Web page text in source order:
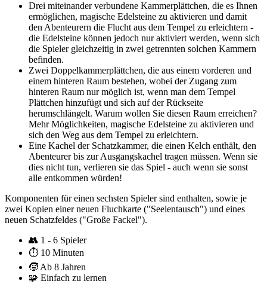
Drei miteinander verbundene Kammerplättchen, die es Ihnen
ermöglichen, magische Edelsteine zu aktivieren und damit
den Abenteurern die Flucht aus dem Tempel zu erleichtern -
die Edelsteine können jedoch nur aktiviert werden, wenn sich
die Spieler gleichzeitig in zwei getrennten solchen Kammern
befinden.
Zwei Doppelkammerplättchen, die aus einem vorderen und
einem hinteren Raum bestehen, wobei der Zugang zum
hinteren Raum nur möglich ist, wenn man dem Tempel
Plättchen hinzufügt und sich auf der Rückseite
herumschlängelt. Warum wollen Sie diesen Raum erreichen?
Mehr Möglichkeiten, magische Edelsteine zu aktivieren und
sich den Weg aus dem Tempel zu erleichtern.
Eine Kachel der Schatzkammer, die einen Kelch enthält, den
Abenteurer bis zur Ausgangskachel tragen müssen. Wenn sie
dies nicht tun, verlieren sie das Spiel - auch wenn sie sonst
alle entkommen würden!
Komponenten für einen sechsten Spieler sind enthalten, sowie je
zwei Kopien einer neuen Fluchkarte ("Seelentausch") und eines
neuen Schatzfeldes ("Große Fackel").
👥 1 - 6 Spieler
⏱️ 10 Minuten
🧒 Ab 8 Jahren
🧩 Einfach zu lernen